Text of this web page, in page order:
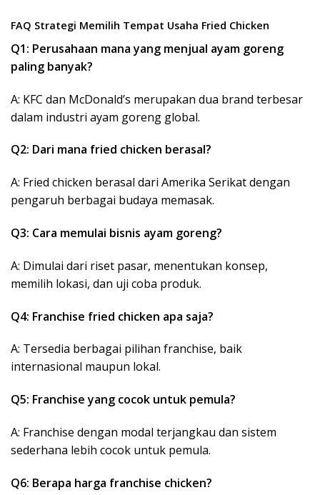
FAQ Strategi Memilih Tempat Usaha Fried Chicken
Q1: Perusahaan mana yang menjual ayam goreng
paling banyak?
A: KFC dan McDonald’s merupakan dua brand terbesar
dalam industri ayam goreng global.
Q2: Dari mana fried chicken berasal?
A: Fried chicken berasal dari Amerika Serikat dengan
pengaruh berbagai budaya memasak.
Q3: Cara memulai bisnis ayam goreng?
A: Dimulai dari riset pasar, menentukan konsep,
memilih lokasi, dan uji coba produk.
Q4: Franchise fried chicken apa saja?
A: Tersedia berbagai pilihan franchise, baik
internasional maupun lokal.
Q5: Franchise yang cocok untuk pemula?
A: Franchise dengan modal terjangkau dan sistem
sederhana lebih cocok untuk pemula.
Q6: Berapa harga franchise chicken?